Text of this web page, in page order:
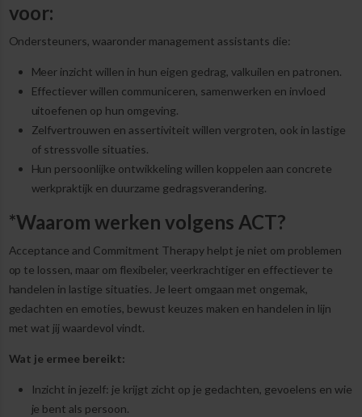
voor:
Ondersteuners, waaronder management assistants die:
Meer inzicht willen in hun eigen gedrag, valkuilen en patronen.
Effectiever willen communiceren, samenwerken en invloed
uitoefenen op hun omgeving.
Zelfvertrouwen en assertiviteit willen vergroten, ook in lastige
of stressvolle situaties.
Hun persoonlijke ontwikkeling willen koppelen aan concrete
werkpraktijk en duurzame gedragsverandering.
*Waarom werken volgens ACT?
Acceptance and Commitment Therapy helpt je niet om problemen
op te lossen, maar om flexibeler, veerkrachtiger en effectiever te
handelen in lastige situaties. Je leert omgaan met ongemak,
gedachten en emoties, bewust keuzes maken en handelen in lijn
met wat jij waardevol vindt.
Wat je ermee bereikt:
Inzicht in jezelf: je krijgt zicht op je gedachten, gevoelens en wie
je bent als persoon.